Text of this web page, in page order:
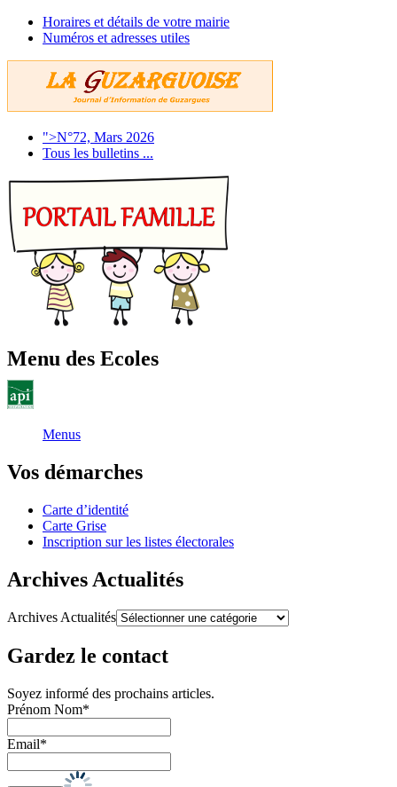
Horaires et détails de votre mairie
Numéros et adresses utiles
">N°72, Mars 2026
Tous les bulletins ...
Menu des Ecoles
Menus
Vos démarches
Carte d’identité
Carte Grise
Inscription sur les listes électorales
Archives Actualités
Archives Actualités
Gardez le contact
Soyez informé des prochains articles.
Prénom Nom*
Email*